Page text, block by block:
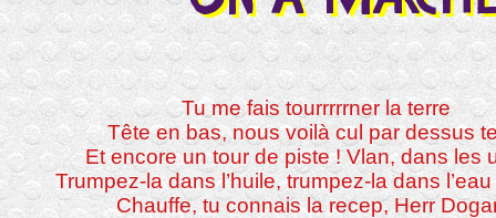
Tu me fais tourrrrrner la terre
Tête en bas, nous voilà cul par dessus
Et encore un tour de piste ! Vlan, dans les
Trumpez-la dans l’huile, trumpez-la dans
Chauffe, tu connais la recep, Herr